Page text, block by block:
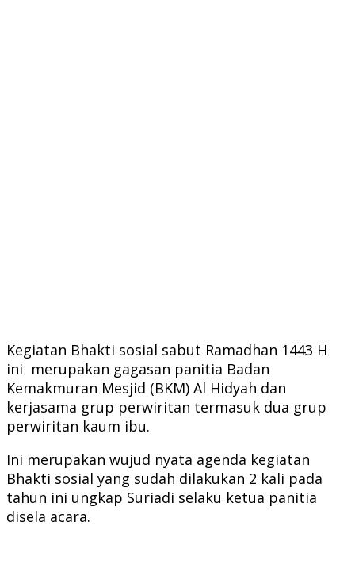
Kegiatan Bhakti sosial sabut Ramadhan 1443 H
ini merupakan gagasan panitia Badan
Kemakmuran Mesjid (BKM) Al Hidyah dan
kerjasama grup perwiritan termasuk dua grup
perwiritan kaum ibu.
Ini merupakan wujud nyata agenda kegiatan
Bhakti sosial yang sudah dilakukan 2 kali pada
tahun ini ungkap Suriadi selaku ketua panitia
disela acara.